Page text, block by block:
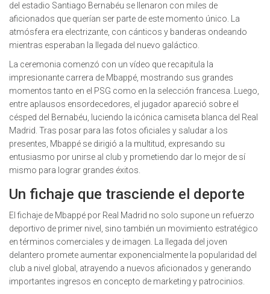
del estadio Santiago Bernabéu se llenaron con miles de
aficionados que querían ser parte de este momento único. La
atmósfera era electrizante, con cánticos y banderas ondeando
mientras esperaban la llegada del nuevo galáctico.
La ceremonia comenzó con un vídeo que recapitula la
impresionante carrera de Mbappé, mostrando sus grandes
momentos tanto en el PSG como en la selección francesa. Luego,
entre aplausos ensordecedores, el jugador apareció sobre el
césped del Bernabéu, luciendo la icónica camiseta blanca del Real
Madrid. Tras posar para las fotos oficiales y saludar a los
presentes, Mbappé se dirigió a la multitud, expresando su
entusiasmo por unirse al club y prometiendo dar lo mejor de sí
mismo para lograr grandes éxitos.
Un fichaje que trasciende el deporte
El fichaje de Mbappé por Real Madrid no solo supone un refuerzo
deportivo de primer nivel, sino también un movimiento estratégico
en términos comerciales y de imagen. La llegada del joven
delantero promete aumentar exponencialmente la popularidad del
club a nivel global, atrayendo a nuevos aficionados y generando
importantes ingresos en concepto de marketing y patrocinios.